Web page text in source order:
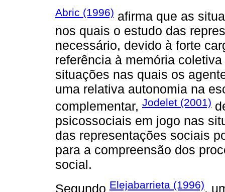
Abric (1996) afirma que as
nos quais o estudo das
necessário, devido à forte
referência à memória
situações nas quais os
uma relativa autonomia na
complementar, Jodelet (2001)
psicossociais em jogo nas
das representações sociais
para a compreensão dos
social.
Segundo Elejabarrieta (1996),